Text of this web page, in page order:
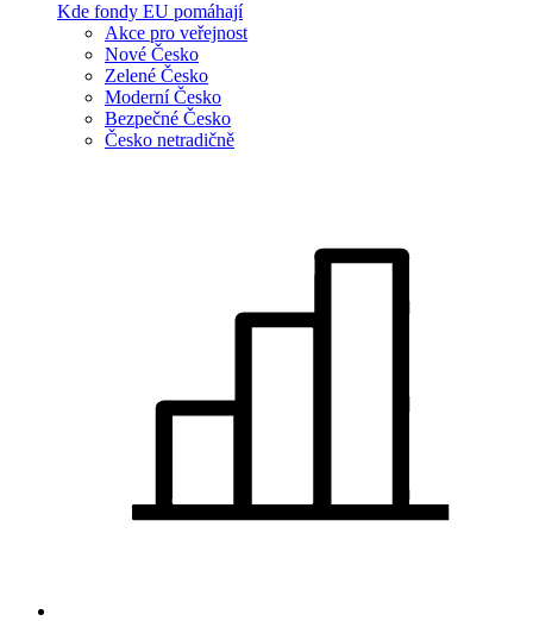
Kde fondy EU pomáhají
Akce pro veřejnost
Nové Česko
Zelené Česko
Moderní Česko
Bezpečné Česko
Česko netradičně